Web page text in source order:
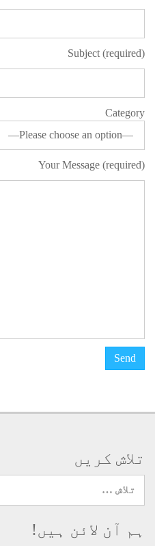
Subject (required)
Category
Your Message (required)
تلاش کریں
ہم آن لائن ہیں!